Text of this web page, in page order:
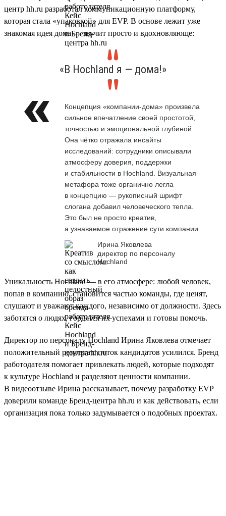
центр hh.ru разработал коммуникационную платформу,
которая стала «упаковкой» для EVP. В основе лежит уже
знакомая идея дома — звучит просто и вдохновляюще:
«В Hochland я — дома!»
Концепция «компании-дома» произвела
сильное впечатление своей простотой,
точностью и эмоциональной глубиной.
Она чётко отражала инсайты
исследований: сотрудники описывали
атмосферу доверия, поддержки
и стабильности в Hochland. Визуальная
метафора тоже органично легла
в концепцию — рукописный шрифт
слогана добавил человеческого тепла.
Это был не просто креатив,
а узнаваемое отражение сути компании
Ирина Яковлева
директор по персоналу
Hochland
Уникальность Hochland — в его атмосфере: любой человек,
попав в компанию, становится частью команды, где ценят,
слушают и уважают каждого, независимо от должности. Здесь
заботятся о людях, гордятся их успехами и готовы помочь.
Директор по персоналу Hochland Ирина Яковлева отмечает
положительный результат: поток кандидатов усилился. Бренд
работодателя помогает привлекать людей, которые подходят
к культуре Hochland и разделяют ценности компании.
В видеоотзыве Ирина рассказывает, почему разработку EVP
доверили команде Бренд-центра hh.ru и как действовать, если
организация пока только задумывается о подобных проектах.